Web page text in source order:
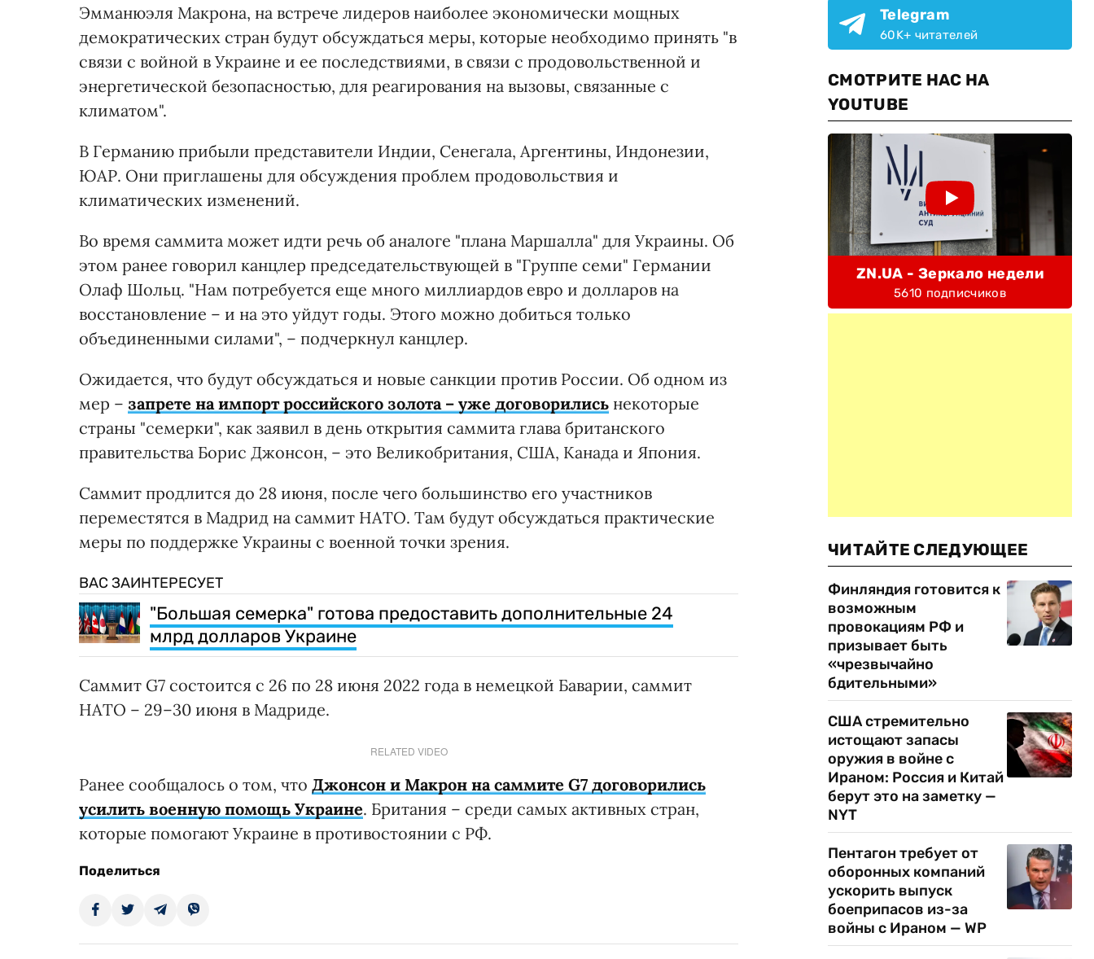
Эмманюэля Макрона, на встрече лидеров наиболее экономически мощных
демократических стран будут обсуждаться меры, которые необходимо принять "в
связи с войной в Украине и ее последствиями, в связи с продовольственной и
энергетической безопасностью, для реагирования на вызовы, связанные с
климатом".
В Германию прибыли представители Индии, Сенегала, Аргентины, Индонезии,
ЮАР. Они приглашены для обсуждения проблем продовольствия и
климатических изменений.
Во время саммита может идти речь об аналоге "плана Маршалла" для Украины. Об
этом ранее говорил канцлер председательствующей в "Группе семи" Германии
Олаф Шольц. "Нам потребуется еще много миллиардов евро и долларов на
восстановление – и на это уйдут годы. Этого можно добиться только
объединенными силами", – подчеркнул канцлер.
Ожидается, что будут обсуждаться и новые санкции против России. Об одном из
мер – запрете на импорт российского золота – уже договорились некоторые
страны "семерки", как заявил в день открытия саммита глава британского
правительства Борис Джонсон, – это Великобритания, США, Канада и Япония.
Саммит продлится до 28 июня, после чего большинство его участников
переместятся в Мадрид на саммит НАТО. Там будут обсуждаться практические
меры по поддержке Украины с военной точки зрения.
ВАС ЗАИНТЕРЕСУЕТ
"Большая семерка" готова предоставить дополнительные 24
млрд долларов Украине
Саммит G7 состоится с 26 по 28 июня 2022 года в немецкой Баварии, саммит
НАТО – 29–30 июня в Мадриде.
RELATED VIDEO
Ранее сообщалось о том, что Джонсон и Макрон на саммите G7 договорились
усилить военную помощь Украине. Британия – среди самых активных стран,
которые помогают Украине в противостоянии с РФ.
Поделиться
Telegram
60K+ читателей
СМОТРИТЕ НАС НА
YOUTUBE
ZN.UA - Зеркало недели
5610 подписчиков
ЧИТАЙТЕ СЛЕДУЮЩЕЕ
Финляндия готовится к
возможным
провокациям РФ и
призывает быть
«чрезвычайно
бдительными»
США стремительно
истощают запасы
оружия в войне с
Ираном: Россия и Китай
берут это на заметку —
NYT
Пентагон требует от
оборонных компаний
ускорить выпуск
боеприпасов из-за
войны с Ираном — WP